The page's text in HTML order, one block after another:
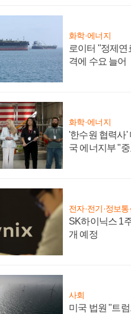
화학·에너지
로이터 "정제연
격에 수요 늘어
화학·에너지
'한수원 협력사'
국 에너지부 "
전자·전기·정보통
SK하이닉스 1
개 예정
사회
미국 법원 "트